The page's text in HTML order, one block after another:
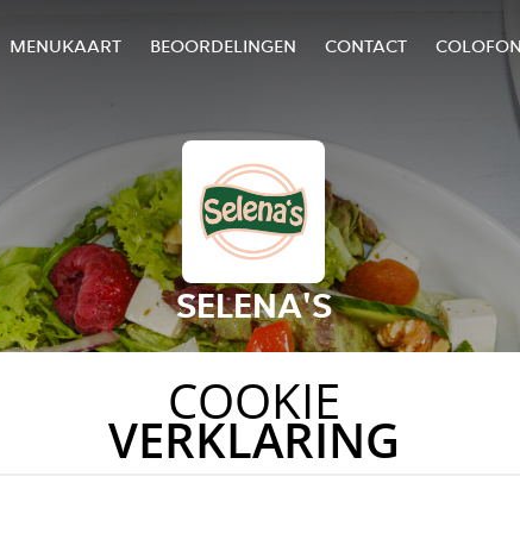
MENUKAART BEOORDELINGEN CONTACT
SELENA'S
COOKIE
VERKLARING